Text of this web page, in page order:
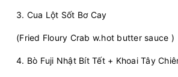
3. Cua Lột Sốt Bơ Cay
(Fried Floury Crab w.hot butter sauce )
4. Bò Fuji Nhật Bít Tết + Khoai Tây